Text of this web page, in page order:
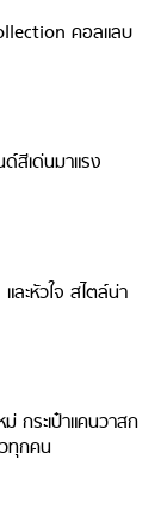
คอลแลบ
สีเด่นมาแรง
ละหัวใจ สไตล์น่า
กระเป๋าแคนวาสก
ทุกคน